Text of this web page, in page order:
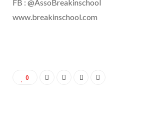
FB : @AssoBreakinschool
www.breakinschool.com
0